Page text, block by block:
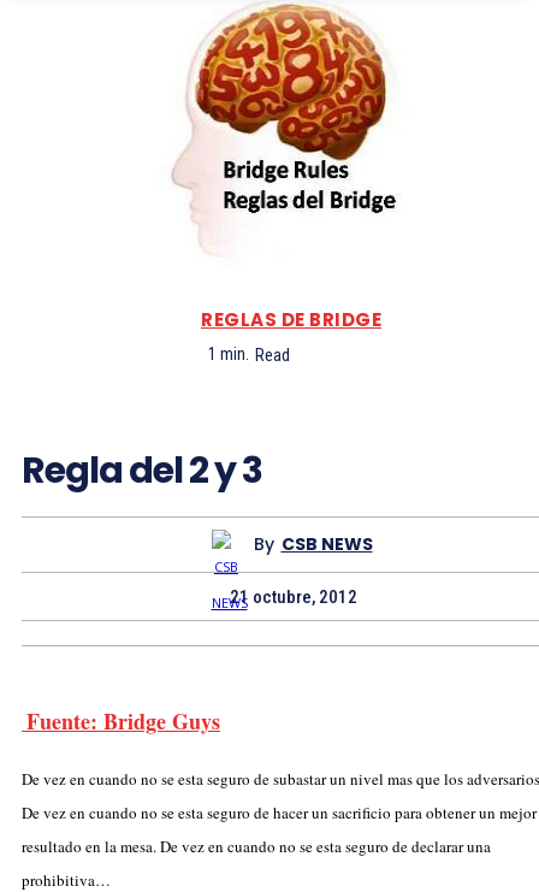
REGLAS DE BRIDGE
1 min. Read
Regla del 2 y 3
By CSB NEWS
21 octubre, 2012
Fuente: Bridge Guys
De vez en cuando no se esta seguro de subastar un nivel mas que los
De vez en cuando no se esta seguro de hacer un sacrificio para obtener un mejor
resultado en la mesa. De vez en cuando no se esta seguro de declarar una
prohibitiva…